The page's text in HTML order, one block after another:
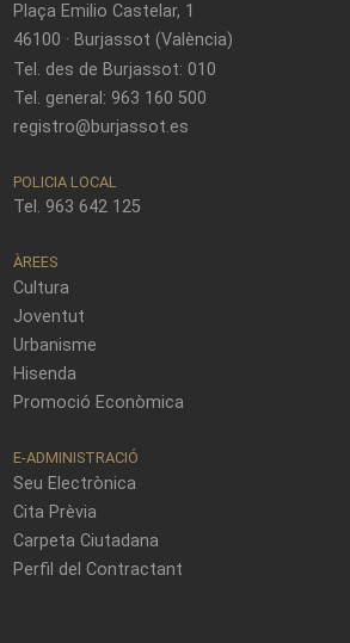
Plaça Emilio Castelar, 1
46100 · Burjassot (València)
Tel. des de Burjassot: 010
Tel. general: 963 160 500
registro@burjassot.es
POLICIA LOCAL
Tel. 963 642 125
ÀREES
Cultura
Joventut
Urbanisme
Hisenda
Promoció Econòmica
E-ADMINISTRACIÓ
Seu Electrònica
Cita Prèvia
Carpeta Ciutadana
Perfil del Contractant